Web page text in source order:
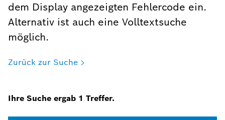
dem Display angezeigten Fehlercode ein.
Alternativ ist auch eine Volltextsuche
möglich.
Zurück zur Suche
Ihre Suche ergab 1 Treffer.